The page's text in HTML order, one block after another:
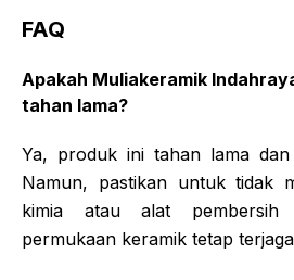
FAQ
Apakah Muliakeramik
tahan lama?
Ya, produk ini tahan lama
Namun, pastikan untuk tidak
kimia atau alat
permukaan keramik tetap